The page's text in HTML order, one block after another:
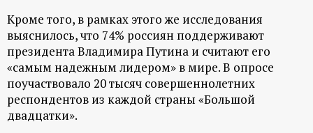
о
р
т
а
Кроме того, в рамках этого же исследования
выяснилось, что 74% россиян поддерживают
президента Владимира Путина и считают его
«самым надежным лидером» в мире. В опросе
поучаствовало 20 тысяч совершеннолетних
респондентов из каждой страны «Большой
двадцатки».